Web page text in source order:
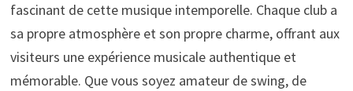
fascinant de cette musique intemporelle. Chaque club a
sa propre atmosphère et son propre charme, offrant aux
visiteurs une expérience musicale authentique et
mémorable. Que vous soyez amateur de swing, de